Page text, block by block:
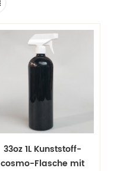
33oz 1L Kunststoff-
cosmo-Flasche mit